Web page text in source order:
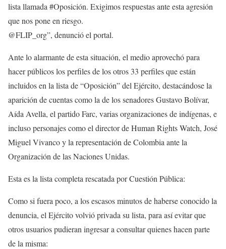
lista llamada #Oposición. Exigimos respuestas ante esta agresión
que nos pone en riesgo.
@FLIP_org”, denunció el portal.
Ante lo alarmante de esta situación, el medio aprovechó para
hacer públicos los perfiles de los otros 33 perfiles que están
incluidos en la lista de “Oposición” del Ejército, destacándose la
aparición de cuentas como la de los senadores Gustavo Bolívar,
Aída Avella, el partido Farc, varias organizaciones de indígenas, e
incluso personajes como el director de Human Rights Watch, José
Miguel Vivanco y la representación de Colombia ante la
Organización de las Naciones Unidas.
Esta es la lista completa rescatada por Cuestión Pública:
Como si fuera poco, a los escasos minutos de haberse conocido la
denuncia, el Ejército volvió privada su lista, para así evitar que
otros usuarios pudieran ingresar a consultar quienes hacen parte
de la misma: